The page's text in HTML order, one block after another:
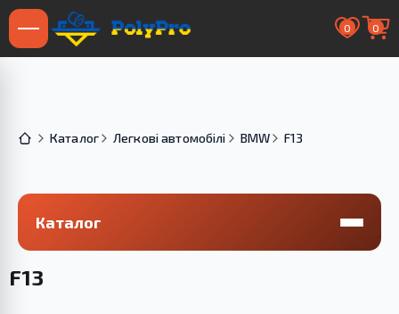
0 0
Каталог Легкові автомобілі BMW F13
Каталог
F13